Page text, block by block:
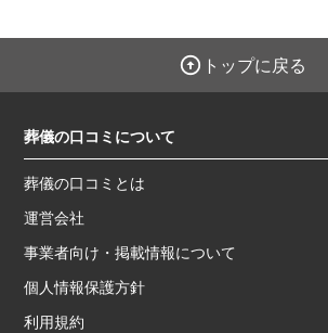
トップに戻る
葬儀の口コミについて
葬儀の口コミとは
運営会社
事業者向け・掲載情報について
個人情報保護方針
利用規約